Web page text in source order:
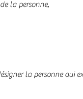
la personne,
la personne qui